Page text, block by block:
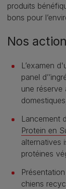
produits
bons pour
Nos
L’examen
panel
une réserve
Lancement
Protein en
alternatives
protéines
chiens